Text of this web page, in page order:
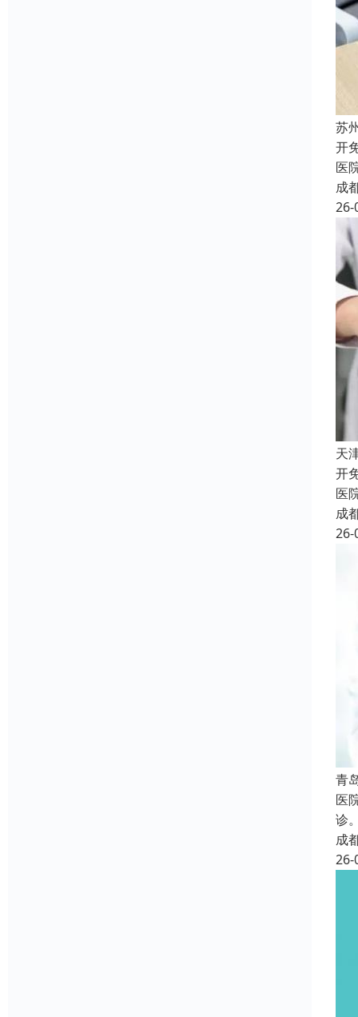
苏
开
医
成
26-
天
开
医
成
26-
青
医
诊
成
26-